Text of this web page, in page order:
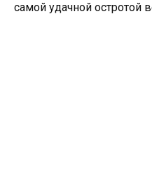
самой удачной остротой